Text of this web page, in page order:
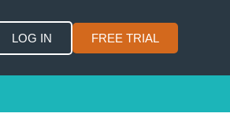
LOG IN FREE TRIAL